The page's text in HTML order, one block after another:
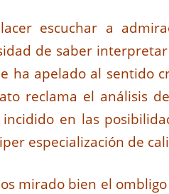
escuchar a
de saber
ha apelado al sentido
reclama el análisis
en las
especialización de
mirado bien el